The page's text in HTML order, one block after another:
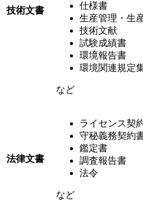
技術文書
仕様書
生産管理・生
技術文献
試験成績書
環境報告書
環境関連規定
など
法律文書
ライセンス契
守秘義務契約
鑑定書
調査報告書
法令
など